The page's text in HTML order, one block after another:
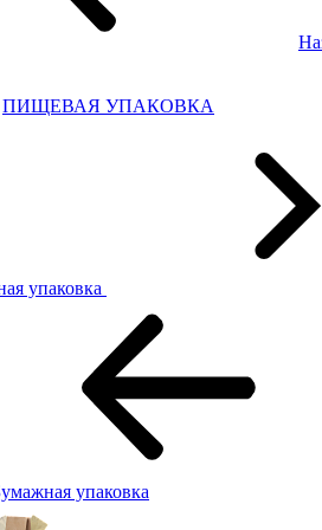
ПИЩЕВАЯ УПАКОВКА
упаковка
упаковка